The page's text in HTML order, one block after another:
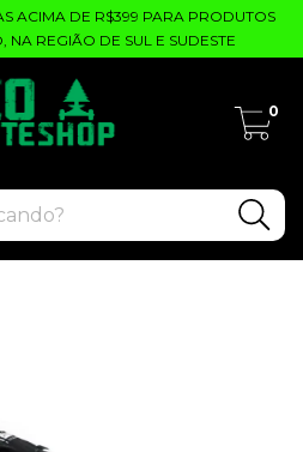
ACIMA DE R$399 PARA PRODUTOS
REGIÃO DE SUL E SUDESTE
0